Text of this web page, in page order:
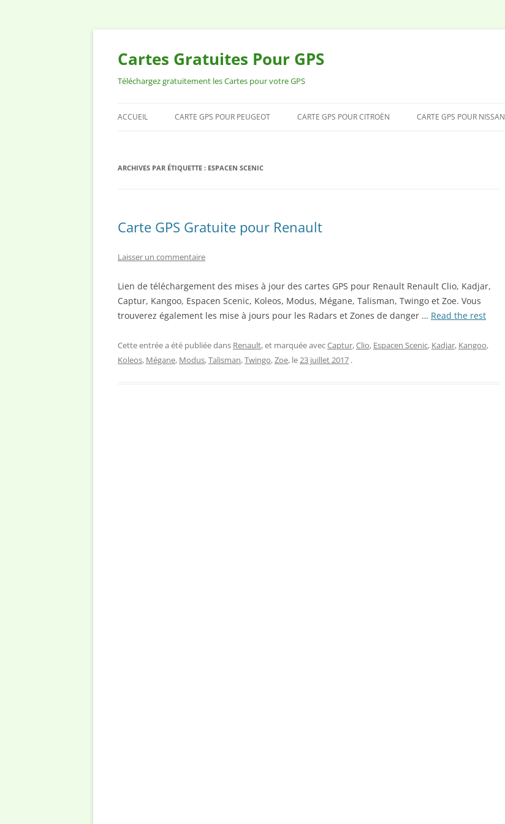
Aller
Cartes Gratuites Pour GPS
Téléchargez gratuitement les Cartes pour votre GPS
ACCUEIL CARTE GPS POUR PEUGEOT CARTE GPS POUR CITROËN CARTE GPS POUR NISSAN
ARCHIVES PAR ÉTIQUETTE : ESPACEN SCENIC
Carte GPS Gratuite pour Renault
Laisser un commentaire
Lien de téléchargement des mises à jour des cartes GPS pour Renault Renault Clio, Kadjar,
Captur, Kangoo, Espacen Scenic, Koleos, Modus, Mégane, Talisman, Twingo et Zoe. Vous
trouverez également les mise à jours pour les Radars et Zones de danger … Read the rest
Cette entrée a été publiée dans Renault, et marquée avecCaptur,Clio, Espacen Scenic, Kadjar, Kangoo,
Koleos, Mégane, Modus,Talisman,Twingo,Zoe, le23 juillet 2017 .